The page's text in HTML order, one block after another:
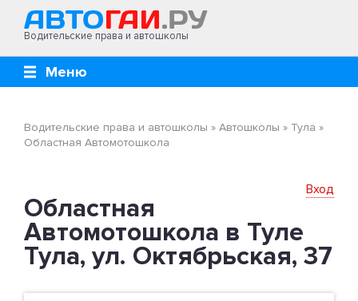
Водительские права и автошколы
Меню
Водительские права и автошколы » Автошколы » Тула »
Областная Автомотошкола
Вход
Областная
Автомотошкола в Туле
Тула, ул. Октябрьская, 37